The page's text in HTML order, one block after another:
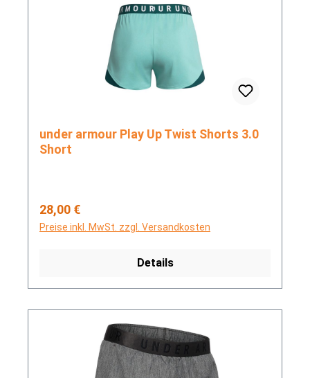
under armour Play Up Twist Shorts 3.0
Short
Regulärer Preis:
28,00 €
Preise inkl. MwSt. zzgl. Versandkosten
Details